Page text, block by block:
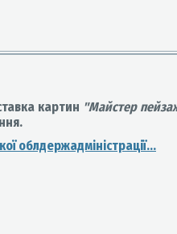
картин "Майстер
облдержадміністрації...